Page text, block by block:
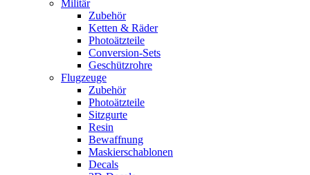
Militär
Zubehör
Ketten & Räder
Photoätzteile
Conversion-Sets
Geschützrohre
Flugzeuge
Zubehör
Photoätzteile
Sitzgurte
Resin
Bewaffnung
Maskierschablonen
Decals